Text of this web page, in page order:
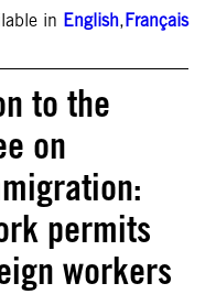
in English,Français
to the
on
permits
workers